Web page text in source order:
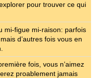
pour trouver ce qui
mi-figue mi-raison: parfois
d’autres fois vous en
fois, vous n’aimez
proablement jamais